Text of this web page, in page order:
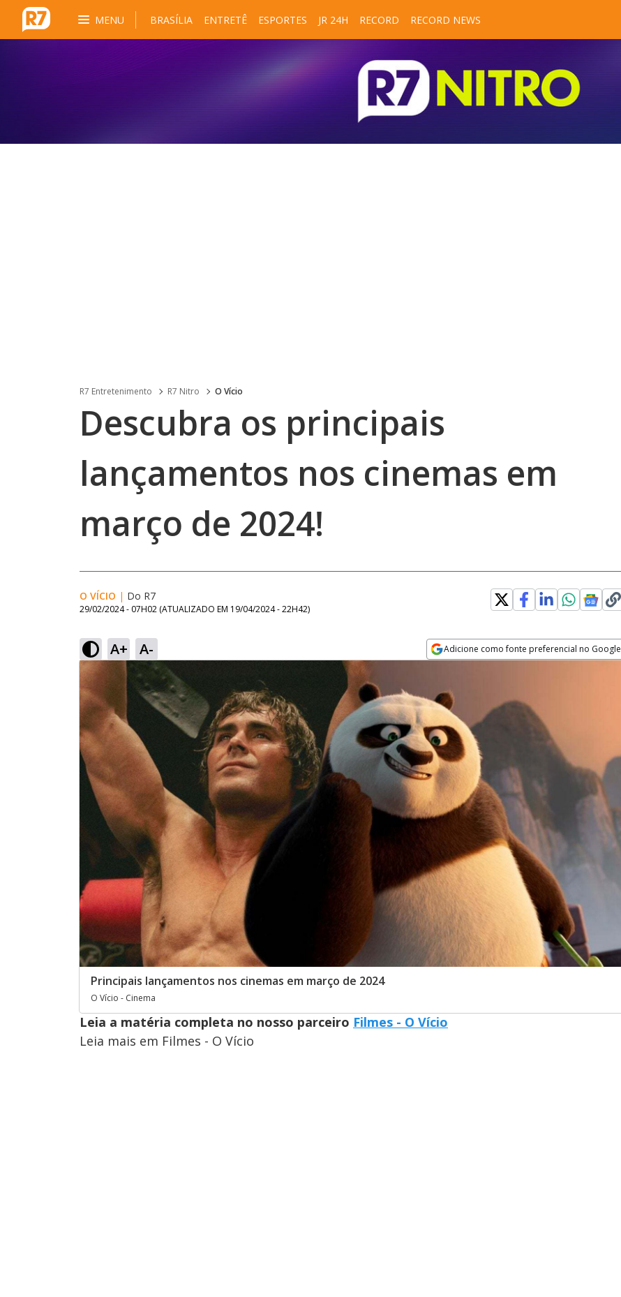
MENU BRASÍLIA ENTRETÊ ESPORTES JR 24H RECORD RECORD NEWS
R7 Entretenimento R7 Nitro O Vício
Descubra os principais
lançamentos nos cinemas em
março de 2024!
O VÍCIO | Do R7
29/02/2024 - 07H02 (ATUALIZADO EM 19/04/2024 - 22H42)
A+ A- Adicione como fonte preferencial no Google
Principais lançamentos nos cinemas em março de 2024
O Vício - Cinema
Leia a matéria completa no nosso parceiro Filmes - O Vício
Leia mais em Filmes - O Vício